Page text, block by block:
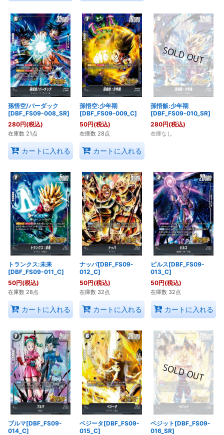
孫悟空/バーダック
[DBF_FS09-008_SR]
280円(税込)
在庫数 21点
カートに入れる
孫悟空:少年期
[DBF_FS09-009_C]
50円(税込)
在庫数 28点
カートに入れる
孫悟飯:少年期
[DBF_FS09-010_SR]
280円(税込)
在庫なし
トランクス:未来
[DBF_FS09-011_C]
50円(税込)
在庫数 28点
カートに入れる
ナッパ[DBF_FS09-
012_C]
50円(税込)
在庫数 32点
カートに入れる
ビルス[DBF_FS09-
013_C]
50円(税込)
在庫数 32点
カートに入れる
ブルマ[DBF_FS09-
014_C]
ベジータ[DBF_FS09-
015_C]
ベジット[DBF_FS09-
016_SR]